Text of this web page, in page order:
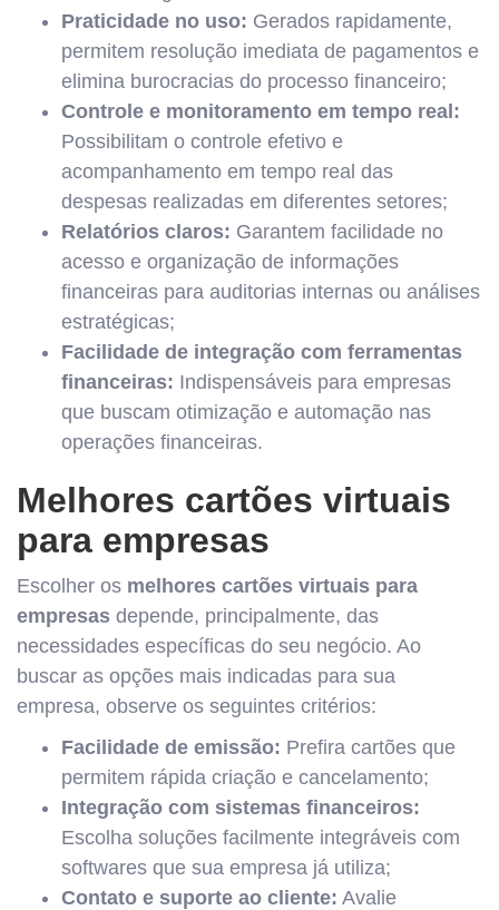
Praticidade no uso: Gerados rapidamente,
permitem resolução imediata de pagamentos e
elimina burocracias do processo financeiro;
Controle e monitoramento em tempo real:
Possibilitam o controle efetivo e
acompanhamento em tempo real das
despesas realizadas em diferentes setores;
Relatórios claros: Garantem facilidade no
acesso e organização de informações
financeiras para auditorias internas ou análises
estratégicas;
Facilidade de integração com ferramentas
financeiras: Indispensáveis para empresas
que buscam otimização e automação nas
operações financeiras.
Melhores cartões virtuais
para empresas
Escolher os melhores cartões virtuais para
empresas depende, principalmente, das
necessidades específicas do seu negócio. Ao
buscar as opções mais indicadas para sua
empresa, observe os seguintes critérios:
Facilidade de emissão: Prefira cartões que
permitem rápida criação e cancelamento;
Integração com sistemas financeiros:
Escolha soluções facilmente integráveis com
softwares que sua empresa já utiliza;
Contato e suporte ao cliente: Avalie